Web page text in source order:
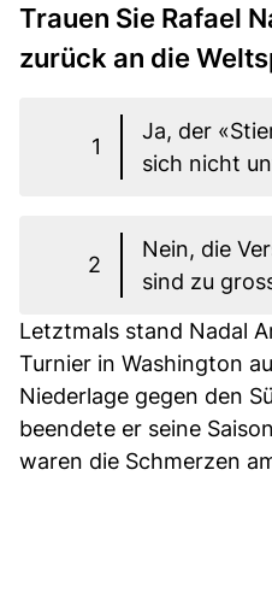
Trauen Sie Rafael
zurück an die
1
Ja, der
sich nicht
2
Nein, die
sind zu
Letztmals stand Nadal
Turnier in Washington
Niederlage gegen den
beendete er seine
waren die Schmerzen